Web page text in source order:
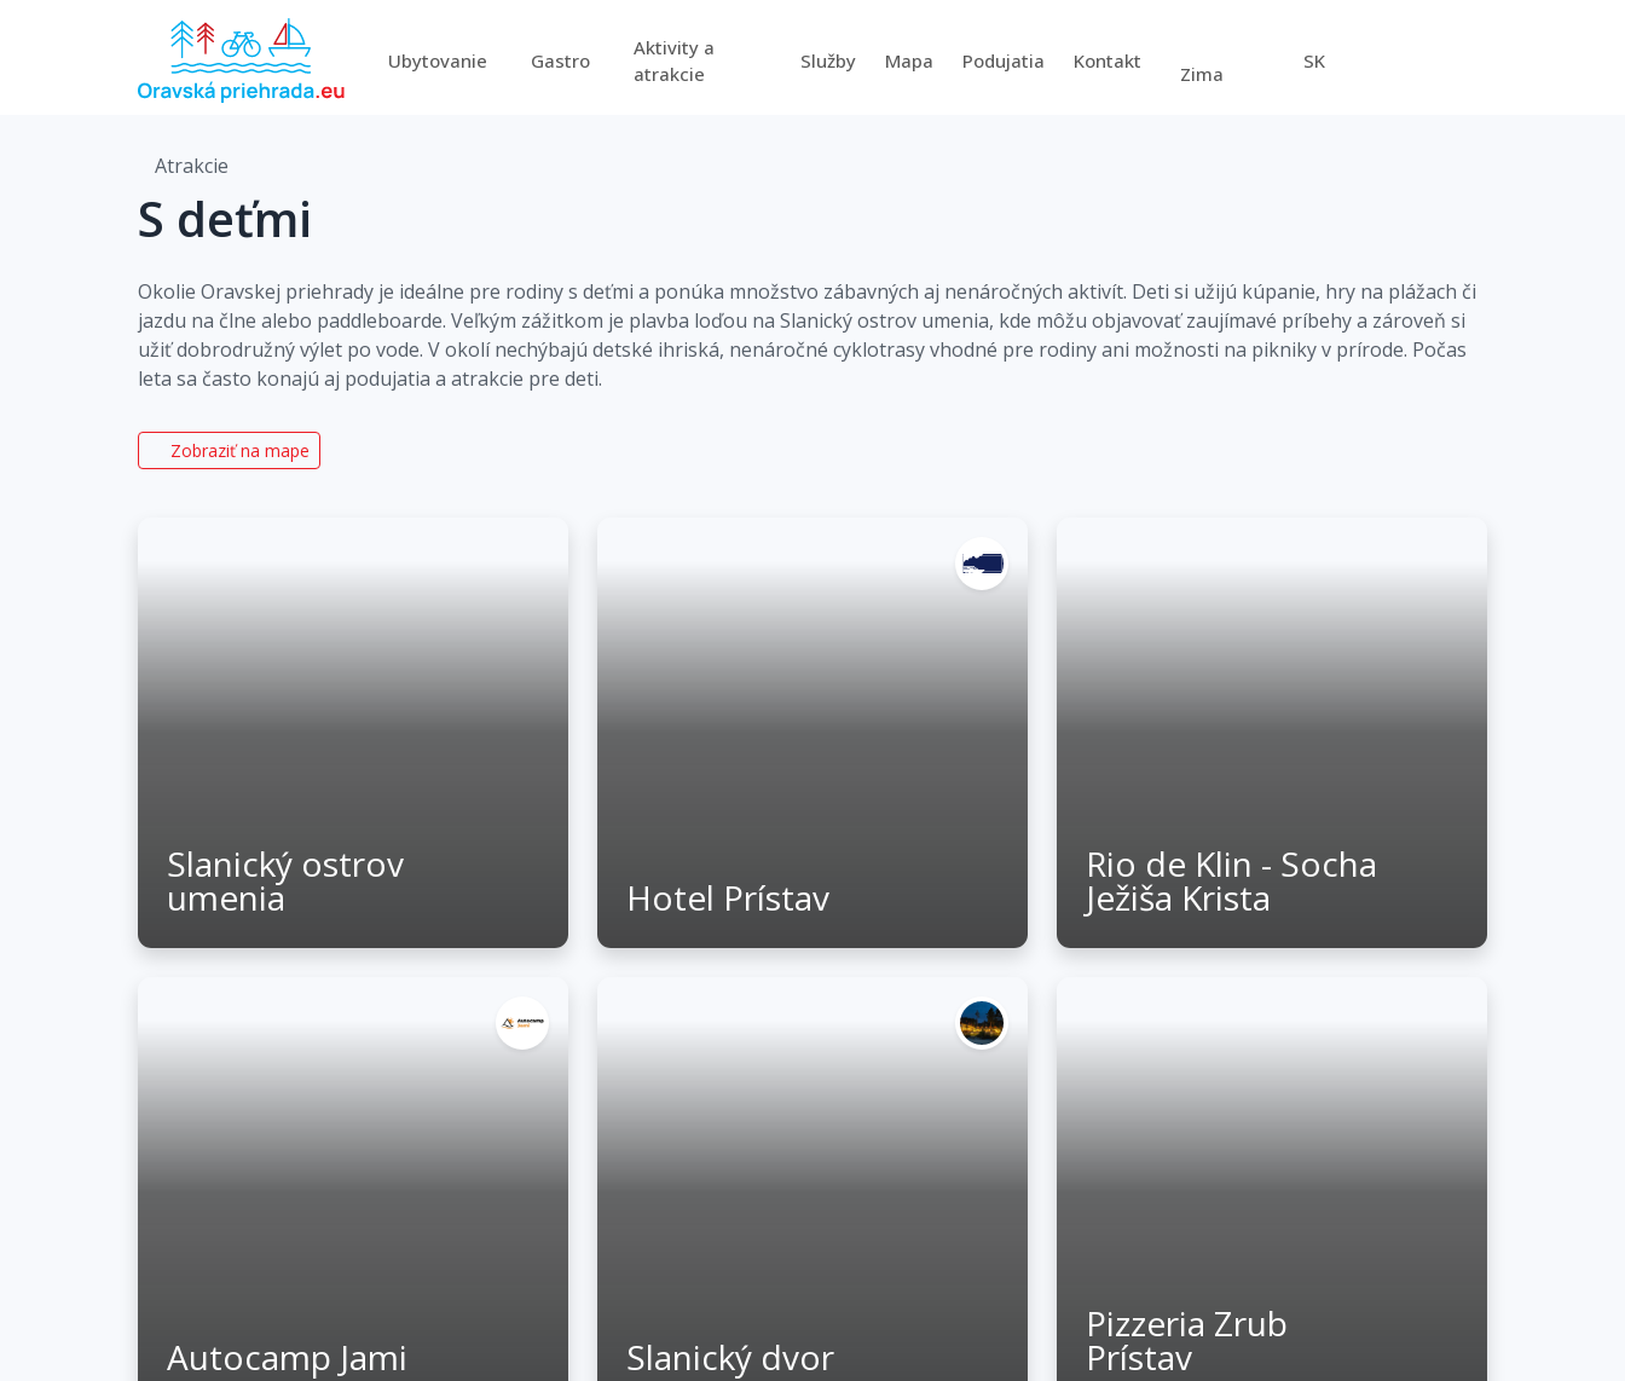
Ubytovanie Gastro
Aktivity a
atrakcie
Služby Mapa Podujatia Kontakt
Zima
SK
Atrakcie
S deťmi
Okolie Oravskej priehrady je ideálne pre rodiny s deťmi a ponúka množstvo zábavných aj nenáročných aktivít. Deti si užijú kúpanie, hry na plážach či
jazdu na člne alebo paddleboarde. Veľkým zážitkom je plavba loďou na Slanický ostrov umenia, kde môžu objavovať zaujímavé príbehy a zároveň si
užiť dobrodružný výlet po vode. V okolí nechýbajú detské ihriská, nenáročné cyklotrasy vhodné pre rodiny ani možnosti na pikniky v prírode. Počas
leta sa často konajú aj podujatia a atrakcie pre deti.
Zobraziť na mape
Slanický ostrov
umenia Hotel Prístav
Rio de Klin - Socha
Ježiša Krista
Autocamp Jami Slanický dvor
Pizzeria Zrub
Prístav